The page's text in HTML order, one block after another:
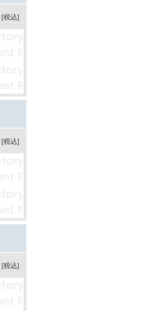
[税込]
[税込]
[税込]